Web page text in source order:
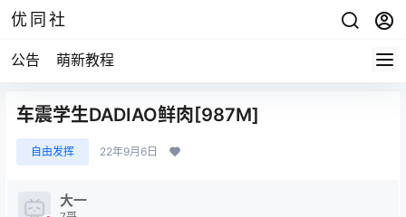
优同社
公告 萌新教程
车震学生DADIAO鲜肉[987M]
自由发挥 22年9月6日
大一